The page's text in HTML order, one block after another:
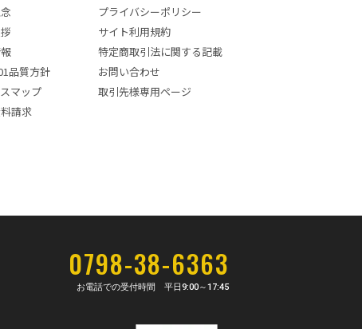
品質方針
マップ
請求
プライバシーポリシー
サイト利用規約
特定商取引法に関する記載
お問い合わせ
取引先様専用ページ
0798-38-6363
お電話での受付時間 平日9:00～17:45